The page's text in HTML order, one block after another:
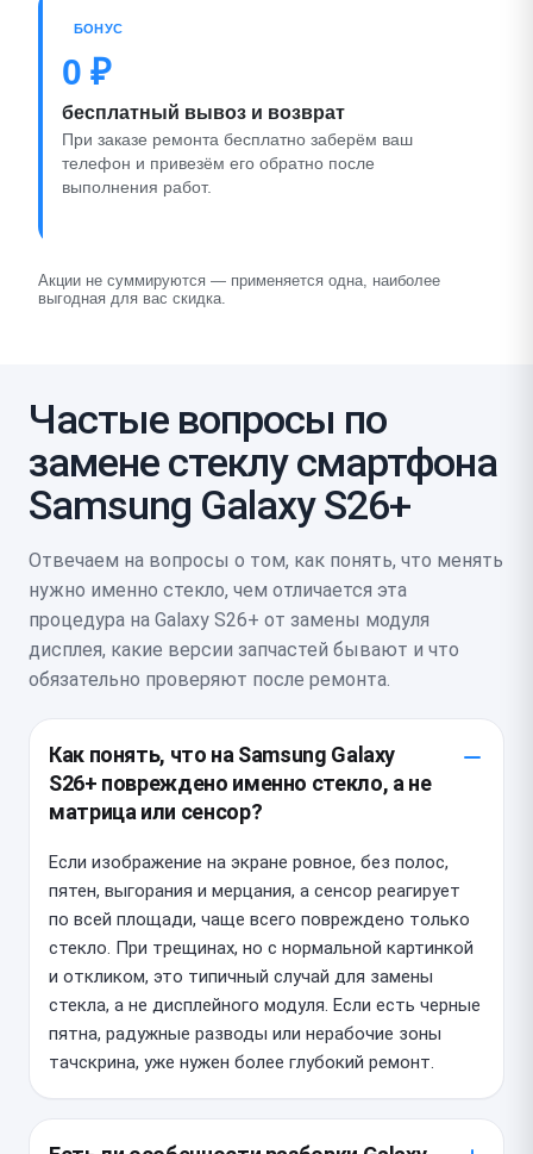
БОНУС
0 ₽
бесплатный вывоз и возврат
При заказе ремонта бесплатно заберём ваш
телефон и привезём его обратно после
выполнения работ.
Акции не суммируются — применяется одна, наиболее
выгодная для вас скидка.
Частые вопросы по
замене стеклу смартфона
Samsung Galaxy S26+
Отвечаем на вопросы о том, как понять, что менять
нужно именно стекло, чем отличается эта
процедура на Galaxy S26+ от замены модуля
дисплея, какие версии запчастей бывают и что
обязательно проверяют после ремонта.
Как понять, что на Samsung Galaxy
S26+ повреждено именно стекло, а не
матрица или сенсор?
Если изображение на экране ровное, без полос,
пятен, выгорания и мерцания, а сенсор реагирует
по всей площади, чаще всего повреждено только
стекло. При трещинах, но с нормальной картинкой
и откликом, это типичный случай для замены
стекла, а не дисплейного модуля. Если есть черные
пятна, радужные разводы или нерабочие зоны
тачскрина, уже нужен более глубокий ремонт.